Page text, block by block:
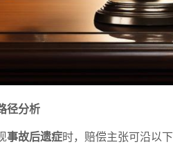
径分析
事故后遗症时，赔偿主张可沿以